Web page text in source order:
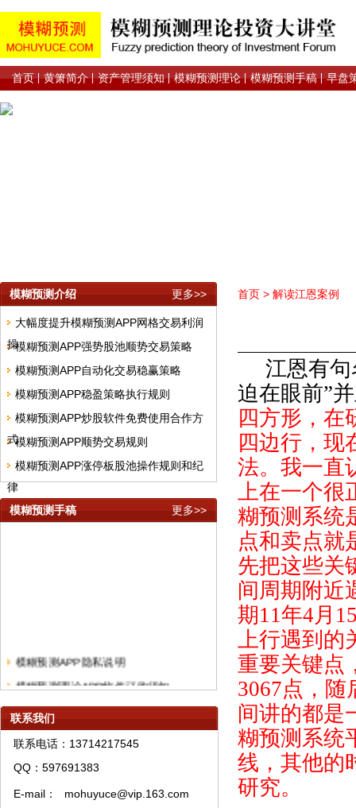
首页 黄箫简介 资产管理须知 模糊预测理论 模糊预测手稿 早盘
模糊预测介绍 更多>>
大幅度提升模糊预测APP网格交易利润
操模糊预测APP强势股池顺势交易策略
模糊预测APP自动化交易稳赢策略
模糊预测APP稳盈策略执行规则
模糊预测APP炒股软件免费使用合作方
式模糊预测APP顺势交易规则
模糊预测APP涨停板股池操作规则和纪
律
模糊预测手稿
更多>>
模糊预测APP隐私说明
模糊预测理论APP软件订购须知
模糊预测理论短线快频手稿
模糊预测系统中线股票精选
模糊预测理论资产管理须知
模糊预测理论特训须知
模糊预测系统培训教材购买须知
联系我们
联系电话：13714217545
QQ：597691383
E-mail：
mohuyuce@vip.163.com
首页 > 解读江恩案例
江恩有
迫在眼前”
四方形，在
四边行，现
法。我一直
上在一个很
糊预测系统
点和卖点就
先把这些关
间周期附近
期 11年4月
上行遇到的
重要关键点
3067点，随
间讲的都是
糊预测系统
线，其他的
研究。